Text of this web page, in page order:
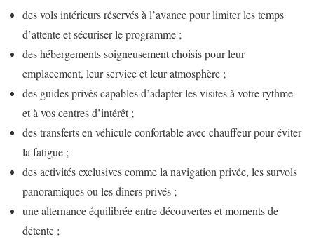
des vols intérieurs réservés à l’avance pour limiter les temps
d’attente et sécuriser le programme ;
des hébergements soigneusement choisis pour leur
emplacement, leur service et leur atmosphère ;
des guides privés capables d’adapter les visites à votre rythme
et à vos centres d’intérêt ;
des transferts en véhicule confortable avec chauffeur pour éviter
la fatigue ;
des activités exclusives comme la navigation privée, les survols
panoramiques ou les dîners privés ;
une alternance équilibrée entre découvertes et moments de
détente ;